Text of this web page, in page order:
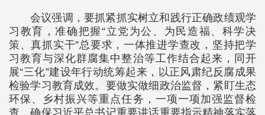
会议强调，要抓紧抓实树立和践行正确政绩观学
习教育，准确把握“立党为公、为民造福、科学决
策、真抓实干”总要求，一体推进学查改，坚持把学
习教育与深化群腐集中整治等工作结合起来，同开
展“三化”建设年行动统筹起来，以正风肃纪反腐成果
检验学习教育成效。要做实做细政治监督，紧盯生态
环保、乡村振兴等重点任务，一项一项加强监督检
查，确保习近平总书记重要讲话重要指示精神落实落